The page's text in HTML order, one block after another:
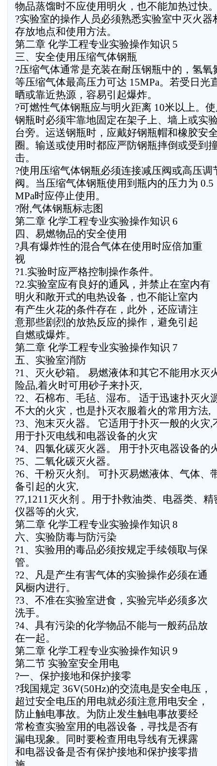
物品蒸馏时不应使用明火，也不能加热过快
?实验室的操作人员必须熟悉实验室中灭火器
存放地点和使用方法。
第二章 化学工程专业实验操作知识 5
三、安全使用压缩气体钢瓶
?压缩气体通常是充装在耐压钢瓶中的，氢氧
等压缩气体最高压力可达 15MPa。若受日光
晒或靠近热源，容易引起爆炸。
?可燃性气体钢瓶应与明火距离 10米以上。
钢瓶时必须牢靠地固定在架子上、墙上或实
台旁。运送钢瓶时，应戴好钢瓶帽和橡胶安
圈。输送或使用时都应严防钢瓶摔倒或受到
击。
?使用压缩气体钢瓶必须连接减压阀或高压调
阀。当压缩气体钢瓶使用到瓶内的压力为 0.5
MPa时应停止使用。
?附,气体钢瓶标志图
第二章 化学工程专业实验操作知识 6
四、易燃物品的安全使用
?具有爆炸性的混合气体在使用时应倍加重
视
?1.实验时应严格控制操作条件。
?2.实验室应有良好的通风，并禁止在室内有
明火和敞开式的电热设备，也不能让室内
有产生火花的条件存在，此外，还应请注
意那些剧烈的放热反应的操作，避免引起
自燃或爆炸。
第二章 化学工程专业实验操作知识 7
五、实验室消防
?1、灭火砂箱。 易燃液体和其它不能用水灭
险品,着火时可用砂子来扑灭,
?2、石棉布、毛毡、湿布。 适于迅速扑灭火
不大的火灾，也是扑灭衣服着火的常用方法,
?3、泡末灭火器。 它适用于扑灭一般的火灾,
用于扑灭电线和电器设备的火灾
?4、四氯化碳灭火器。 用于扑灭电器设备的
?5、二氧化碳灭火器。
?6、干粉灭火剂。 可扑灭易燃液体、气体、
备引起的火灾,
?7,1211灭火剂 。用于扑救油类、电器类、精
仪器等的火灾,
第二章 化学工程专业实验操作知识 8
六、实验防毒与防污染
?1、实验用的毒品必须按规定手续领取与保
管。
?2、凡是产生有害气体的实验操作必须在通
风橱内进行。
?3、不准在实验室进食，实验完毕必须多次
洗手。
?4、具有污染的化学物品不能与一般药品放
在一起。
第二章 化学工程专业实验操作知识 9
第二节 实验室安全用电
?一、保护接地和保护接零
?我国规定 36V(50Hz)的交流电是安全电压，
超过安全电压的用电就必须注意用电安全，
防止触电事故。为防止发生触电事故要经
常检查实验室用的电器设备，寻找是否有
漏电现象。同时要检查用电导线有无裸露
和电器设备是否有保护接地和保护接零措